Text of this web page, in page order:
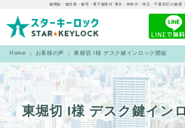
鍵開錠・鍵交換・修理・電子鍵取付 東京・神奈川・埼玉・千葉対応の鍵屋
Home お客様の声 東堀切 I様 デスク鍵インロック開錠
東堀切 I様 デスク鍵イン